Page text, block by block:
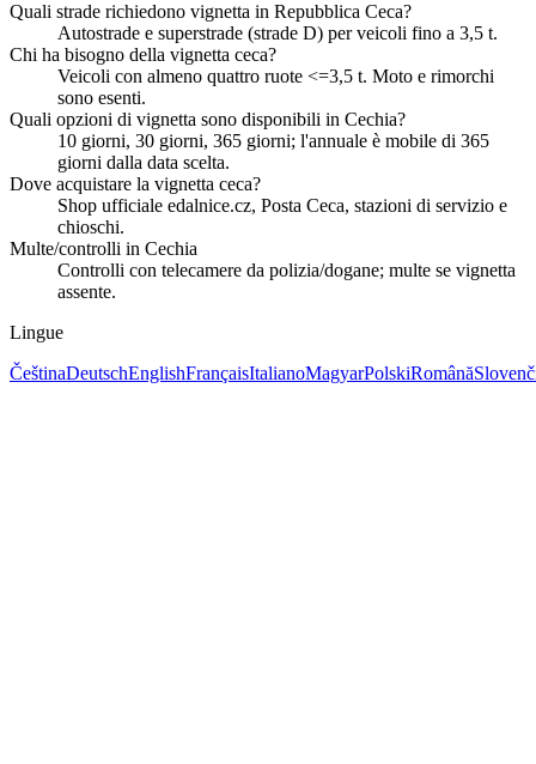
Quali strade richiedono vignetta in Repubblica Ceca?
Autostrade e superstrade (strade D) per veicoli fino a 3,5 t.
Chi ha bisogno della vignetta ceca?
Veicoli con almeno quattro ruote <=3,5 t. Moto e rimorchi
sono esenti.
Quali opzioni di vignetta sono disponibili in Cechia?
10 giorni, 30 giorni, 365 giorni; l'annuale è mobile di 365
giorni dalla data scelta.
Dove acquistare la vignetta ceca?
Shop ufficiale edalnice.cz, Posta Ceca, stazioni di servizio e
chioschi.
Multe/controlli in Cechia
Controlli con telecamere da polizia/dogane; multe se vignetta
assente.
Lingue
ČeštinaDeutschEnglishFrançaisItalianoMagyarPolskiRomână